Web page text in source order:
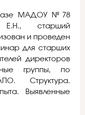
МАДОУ №78
Е.Н., старший
и проведен
для старших
директоров
группы, по
Структура.
Выявленные